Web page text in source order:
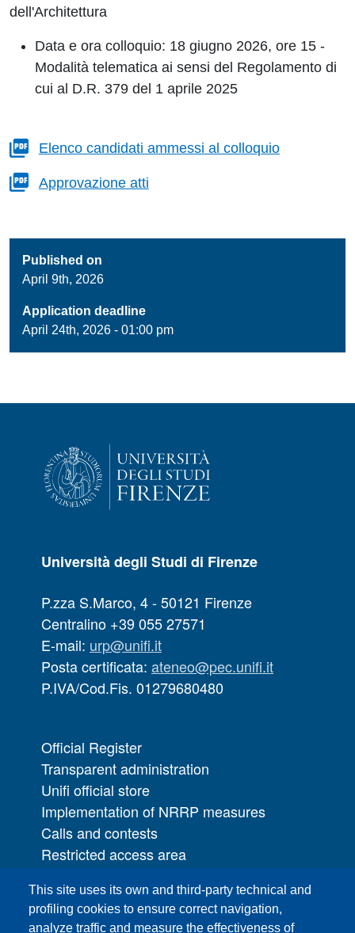
dell'Architettura
Data e ora colloquio: 18 giugno 2026, ore 15 -
Modalità telematica ai sensi del Regolamento di
cui al D.R. 379 del 1 aprile 2025
Elenco candidati ammessi al colloquio
Approvazione atti
Published on
April 9th, 2026
Application deadline
April 24th, 2026 - 01:00 pm
This site uses its own and third-party technical and
profiling cookies to ensure correct navigation,
analyze traffic and measure the effectiveness of
Università degli Studi di Firenze
P.zza S.Marco, 4 - 50121 Firenze
Centralino +39 055 27571
E-mail: urp@unifi.it
Posta certificata: ateneo@pec.unifi.it
P.IVA/Cod.Fis. 01279680480
Official Register
Transparent administration
Unifi official store
Implementation of NRRP measures
Calls and contests
Restricted access area
IT Services
PRO | Public Relations Office